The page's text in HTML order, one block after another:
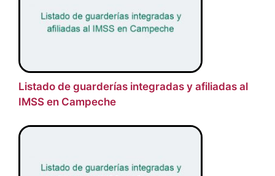
Listado de guarderías integradas y afiliadas al
IMSS en Campeche